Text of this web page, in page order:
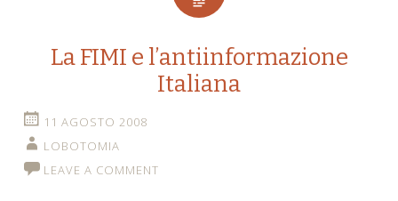
La FIMI e l’antiinformazione
Italiana
11 AGOSTO 2008
LOBOTOMIA
LEAVE A COMMENT